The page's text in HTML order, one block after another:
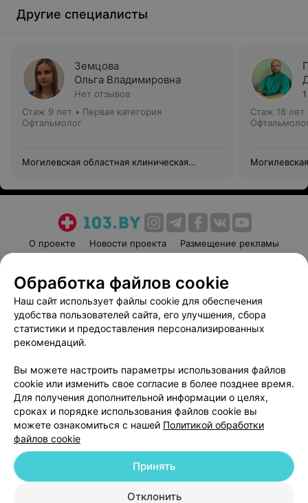
Другие специалисты
Земцова
Ольга Владимировна
Нет отзывов
Стаж 9 лет • Первая категория
Офтальмолог
Могилевская областная клиническая
Стаж 18 лет
О проекте Новости проекта
Размещение рекламы
Пользовательское соглашение
Способы оплаты
Вакансии
Партнеры
Написать руководителю 103.by
Обработка персональных данных
© 2026 ООО «Артокс Лаб», УНП 191700409
| 220012, Республика Беларусь,
Обработка файлов cookie
Наш сайт использует файлы cookie для обеспечения
удобства пользователей сайта, его улучшения, сбора
статистики и предоставления персонализированных
рекомендаций.
Вы можете настроить параметры использования файлов
cookie или изменить свое согласие в более позднее время.
Для получения дополнительной информации о целях,
сроках и порядке использования файлов cookie вы
можете ознакомиться с нашей Политикой обработки
файлов cookie
Отклонить
Принять